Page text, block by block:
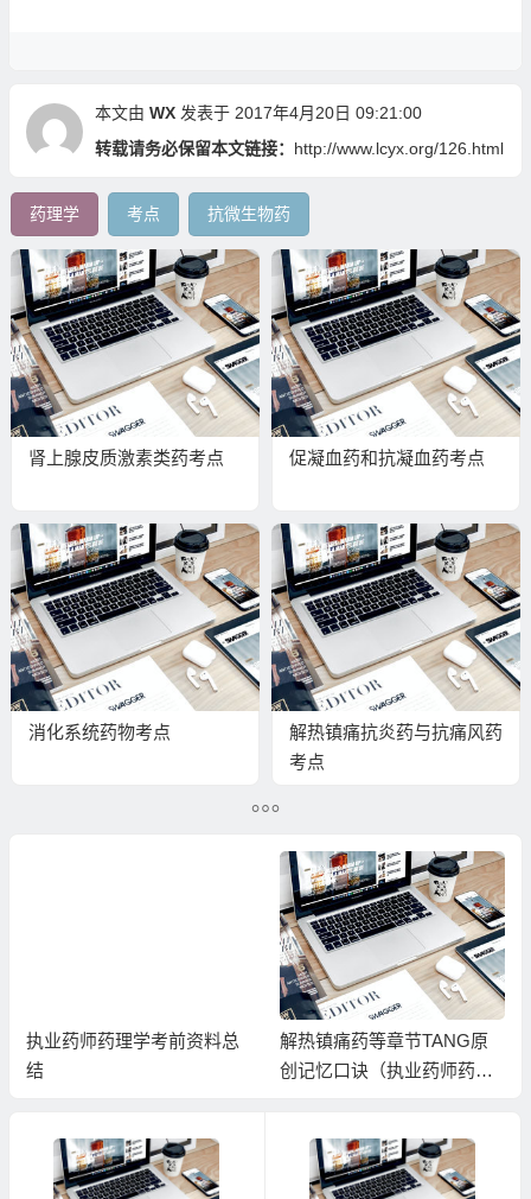
本文由 WX发表于 2017年4月20日 09:21:00
转载请务必保留本文链接： http://www.lcyx.org/126.html
药理学 考点 抗微生物药
肾上腺皮质激素类药考点 促凝血药和抗凝血药考点
消化系统药物考点
解热镇痛抗炎药与抗痛风药
考点
执业药师药理学考前资料总
结
解热镇痛药等章节TANG原
创记忆口诀（执业药师药理